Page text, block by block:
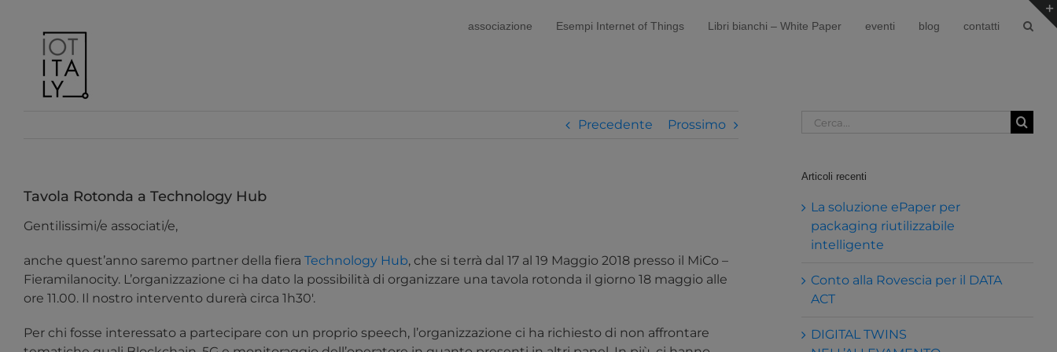
contenuto
associazione Esempi Internet of Things Libri bianchi – White Paper eventi blog contatti
Precedente Prossimo
Tavola Rotonda a Technology Hub
Gentilissimi/e associati/e,
anche quest’anno saremo partner della fiera Technology Hub, che si terrà dal 17 al 19 Maggio 2018 presso il MiCo –
Fieramilanocity. L’organizzazione ci ha dato la possibilità di organizzare una tavola rotonda il giorno 18 maggio alle
ore 11.00. Il nostro intervento durerà circa 1h30′.
Per chi fosse interessato a partecipare con un proprio speech, l’organizzazione ci ha richiesto di non affrontare
Cerca
Articoli recenti
La soluzione ePaper per
packaging riutilizzabile
intelligente
Conto alla Rovescia per il DATA
ACT
DIGITAL TWINS